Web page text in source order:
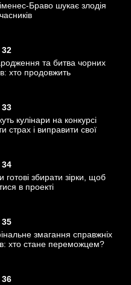
Браво шукає злодія
32
та битва чорних
хто продовжить
33
кулінари на конкурсі
страх і виправити свої
34
готові збирати зірки, щоб
в проекті
35
змагання справжніх
хто стане переможцем?
36